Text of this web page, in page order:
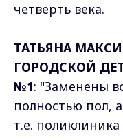
четверть века.
ТАТЬЯНА
ГОРОДСКОЙ
№1: "Заменены
полностью пол,
т.е.